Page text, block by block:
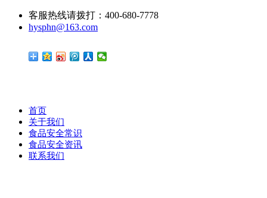
客服热线请拨打：400-680-7778
hysphn@163.com
首页
关于我们
食品安全常识
食品安全资讯
联系我们